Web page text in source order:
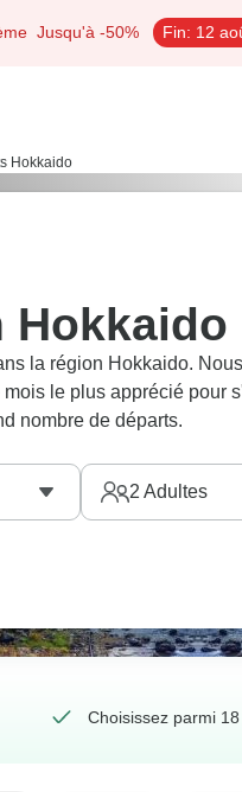
Jusqu'à -50% Fin: 12
Hokkaido
Hokkaido
la région Hokkaido.
le plus apprécié pour
nombre de départs.
2 Adultes
Choisissez parmi